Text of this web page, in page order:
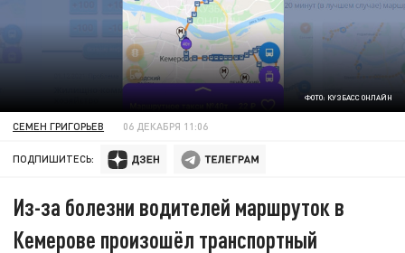
ФОТО: КУЗБАСС ОНЛАЙН
СЕМЕН ГРИГОРЬЕВ 06 ДЕКАБРЯ 11:06
ПОДПИШИТЕСЬ:
Из-за болезни водителей маршруток в
Кемерове произошёл транспортный